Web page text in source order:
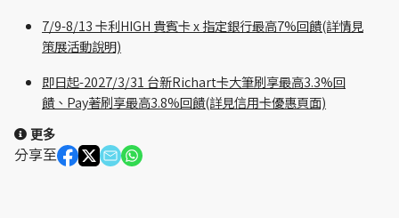
7/9-8/13 卡利HIGH 貴賓卡 x 指定銀行最高7%回饋(詳情見
策展活動說明)
即日起-2027/3/31 台新Richart卡大筆刷享最高3.3%回
饋、Pay著刷享最高3.8%回饋(詳見信用卡優惠頁面)
更多
分享至